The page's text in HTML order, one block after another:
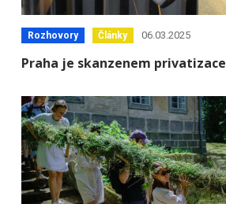
Rozhovory Články 06.03.2025
Praha je skanzenem privatizace